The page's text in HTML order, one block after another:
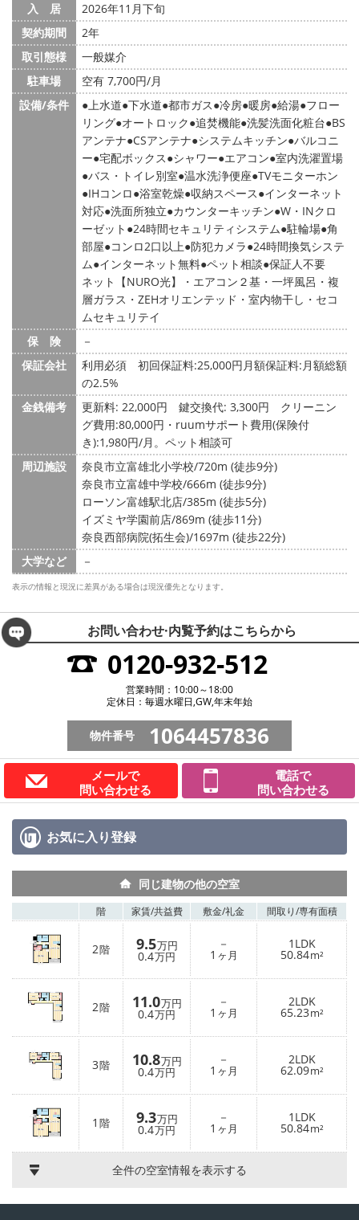
入 居
2026年11月下旬
契約期間
2年
取引態様
一般媒介
駐車場
空有 7,700円/月
設備/条件
上水道 下水道 都市ガス 冷房 暖房 給湯 フロー
リング オートロック 追焚機能 洗髪洗面化粧台 BS
アンテナ CSアンテナ システムキッチン バルコニ
ー 宅配ボックス シャワー エアコン 室内洗濯置場
バス・トイレ別室 温水洗浄便座 TVモニターホン
IHコンロ 浴室乾燥 収納スペース インターネット
対応 洗面所独立 カウンターキッチン W・INクロ
ーゼット 24時間セキュリティシステム 駐輪場 角
部屋 コンロ2口以上 防犯カメラ 24時間換気システ
ム インターネット無料 ペット相談 保証人不要
ネット【NURO光】・エアコン２基・一坪風呂・複
層ガラス・ZEHオリエンテッド・室内物干し・セコ
ムセキュリテイ
保 険
－
保証会社
利用必須 初回保証料:25,000円月額保証料:月額総額
の2.5%
金銭備考
更新料: 22,000円 鍵交換代: 3,300円
クリーニン
グ費用:80,000円・ruumサポート費用(保険付
き):1,980円/月。ペット相談可
周辺施設
奈良市立富雄北小学校/720m (徒歩9分)
奈良市立富雄中学校/666m (徒歩9分)
ローソン富雄駅北店/385m (徒歩5分)
イズミヤ学園前店/869m (徒歩11分)
奈良西部病院(拓生会)/1697m (徒歩22分)
大学など
－
表示の情報と現況に差異がある場合は現況優先となります。
お問い合わせ·内覧予約はこちらから
0120-932-512
営業時間：10:00～18:00
定休日：毎週水曜日,GW,年末年始
物件番号 1064457836
メールで
問い合わせる
電話で
問い合わせる
お気に入り登録
同じ建物の他の空室
階 家賃/共益費 敷金/礼金 間取り/専有面積
2階 9.5万円
0.4万円
－
1 ヶ月
1LDK
50.84m²
2階 11.0万円
0.4万円
－
1 ヶ月
2LDK
65.23m²
3階 10.8万円
0.4万円
－
1 ヶ月
2LDK
62.09m²
1 階 9.3万円
0.4万円
－
1 ヶ月
1LDK
50.84m²
全件の空室情報を表示する